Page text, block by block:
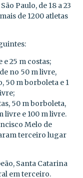
Paulo, de 18 a 23
de 1200 atletas
25 m costas;
no 50 m livre,
50 m borboleta e 1
50 m borboleta,
livre e 100 m livre.
Melo de
terceiro lugar
Santa Catarina
em terceiro.